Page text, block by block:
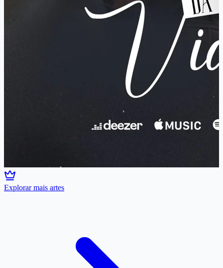
Explorar mais artes